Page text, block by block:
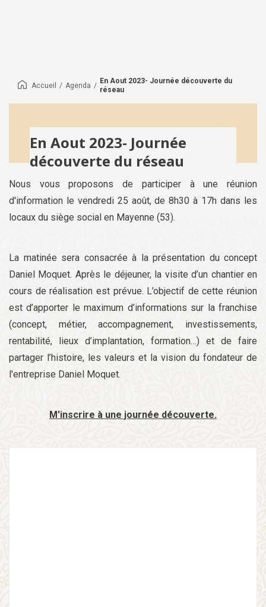
Accueil / Agenda /
En Aout 2023- Journée découverte du
réseau
En Aout 2023- Journée
découverte du réseau
Nous vous proposons de participer à une réunion
d'information le vendredi 25 août, de 8h30 à 17h dans les
locaux du siège social en Mayenne (53).
La matinée sera consacrée à la présentation du concept
Daniel Moquet. Après le déjeuner, la visite d’un chantier en
cours de réalisation est prévue. L’objectif de cette réunion
est d’apporter le maximum d’informations sur la franchise
(concept, métier, accompagnement, investissements,
rentabilité, lieux d’implantation, formation…) et de faire
partager l’histoire, les valeurs et la vision du fondateur de
l'entreprise Daniel Moquet.
M'inscrire à une journée découverte.